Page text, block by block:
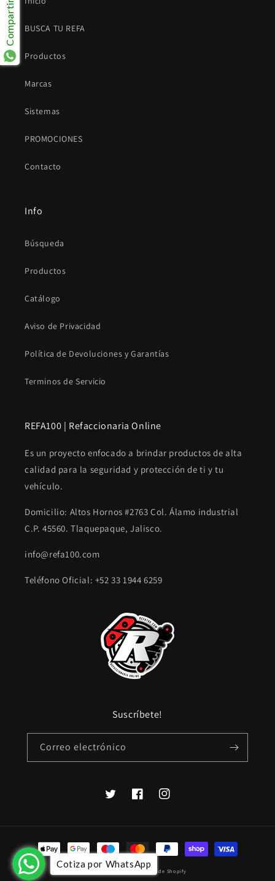
BUSCA TU REFA
Productos
Marcas
Sistemas
PROMOCIONES
Contacto
Info
Búsqueda
Productos
Catálogo
Aviso de Privacidad
Política de Devoluciones y Garantías
Terminos de Servicio
REFA100 | Refaccionaria Online
Es un proyecto enfocado a brindar productos de alta
calidad para la seguridad y protección de ti y tu
vehículo.
Domicilio: Altos Hornos #2763 Col. Álamo industrial
C.P. 45560. Tlaquepaque, Jalisco.
info@refa100.com
Teléfono Oficial: +52 33 1944 6259
Suscríbete!
Correo electrónico
TwitterFacebookInstagram
Formas
de
pago
© 2026, Tecnología de Shopify
Cotiza por WhatsApp
Compartir